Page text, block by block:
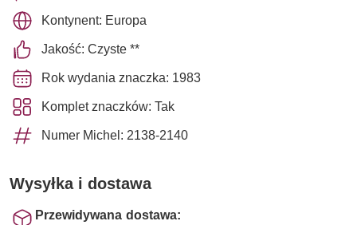
Kontynent: Europa
Jakość: Czyste **
Rok wydania znaczka: 1983
Komplet znaczków: Tak
Numer Michel: 2138-2140
Wysyłka i dostawa
Przewidywana dostawa: